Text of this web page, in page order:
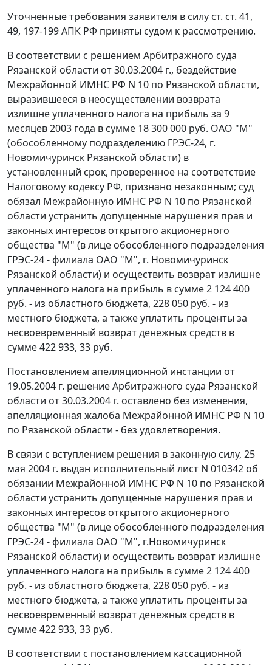
Уточненные требования заявителя в силу ст. ст. 41,
49, 197-199АПК РФ приняты судом к рассмотрению.
В соответствии с решением Арбитражного суда
Рязанской области от 30.03.2004 г., бездействие
Межрайонной ИМНС РФ N 10 по Рязанской области,
выразившееся в неосуществлении возврата
излишне уплаченного налога на прибыль за 9
месяцев 2003 года в сумме 18 300 000 руб. ОАО "М"
(обособленному подразделению ГРЭС-24, г.
Новомичуринск Рязанской области) в
установленный срок, проверенное на соответствие
Налоговому кодексу РФ, признано незаконным; суд
обязал Межрайонную ИМНС РФ N 10 по Рязанской
области устранить допущенные нарушения прав и
законных интересов открытого акционерного
общества "М" (в лице обособленного подразделения
ГРЭС-24 - филиала ОАО "М", г. Новомичуринск
Рязанской области) и осуществить возврат излишне
уплаченного налога на прибыль в сумме 2 124 400
руб. - из областного бюджета, 228 050 руб. - из
местного бюджета, а также уплатить проценты за
несвоевременный возврат денежных средств в
сумме 422 933, 33 руб.
Постановлением апелляционной инстанции от
19.05.2004 г. решение Арбитражного суда Рязанской
области от 30.03.2004 г. оставлено без изменения,
апелляционная жалоба Межрайонной ИМНС РФ N 10
по Рязанской области - без удовлетворения.
В связи с вступлением решения в законную силу, 25
мая 2004 г. выдан исполнительный лист N 010342 об
обязании Межрайонной ИМНС РФ N 10 по Рязанской
области устранить допущенные нарушения прав и
законных интересов открытого акционерного
общества "М" (в лице обособленного подразделения
ГРЭС-24 - филиала ОАО "М", г.Новомичуринск
Рязанской области) и осуществить возврат излишне
уплаченного налога на прибыль в сумме 2 124 400
руб. - из областного бюджета, 228 050 руб. - из
местного бюджета, а также уплатить проценты за
несвоевременный возврат денежных средств в
сумме 422 933, 33 руб.
В соответствии с постановлением кассационной